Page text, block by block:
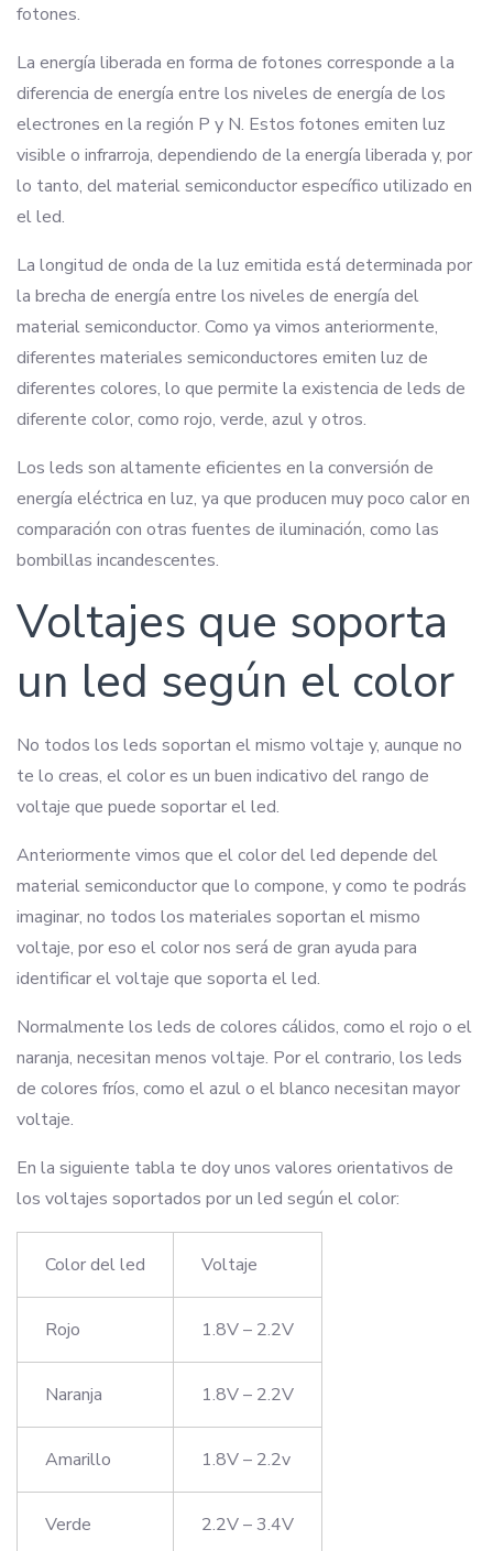
fotones.
La energía liberada en forma de fotones corresponde a la
diferencia de energía entre los niveles de energía de los
electrones en la región P y N. Estos fotones emiten luz
visible o infrarroja, dependiendo de la energía liberada y, por
lo tanto, del material semiconductor específico utilizado en
el led.
La longitud de onda de la luz emitida está determinada por
la brecha de energía entre los niveles de energía del
material semiconductor. Como ya vimos anteriormente,
diferentes materiales semiconductores emiten luz de
diferentes colores, lo que permite la existencia de leds de
diferente color, como rojo, verde, azul y otros.
Los leds son altamente eficientes en la conversión de
energía eléctrica en luz, ya que producen muy poco calor en
comparación con otras fuentes de iluminación, como las
bombillas incandescentes.
Voltajes que soporta
un led según el color
No todos los leds soportan el mismo voltaje y, aunque no
te lo creas, el color es un buen indicativo del rango de
voltaje que puede soportar el led.
Anteriormente vimos que el color del led depende del
material semiconductor que lo compone, y como te podrás
imaginar, no todos los materiales soportan el mismo
voltaje, por eso el color nos será de gran ayuda para
identificar el voltaje que soporta el led.
Normalmente los leds de colores cálidos, como el rojo o el
naranja, necesitan menos voltaje. Por el contrario, los leds
de colores fríos, como el azul o el blanco necesitan mayor
voltaje.
En la siguiente tabla te doy unos valores orientativos de
los voltajes soportados por un led según el color:
Color del led Voltaje
Rojo 1.8V – 2.2V
Naranja 1.8V – 2.2V
Amarillo 1.8V – 2.2v
Verde 2.2V – 3.4V